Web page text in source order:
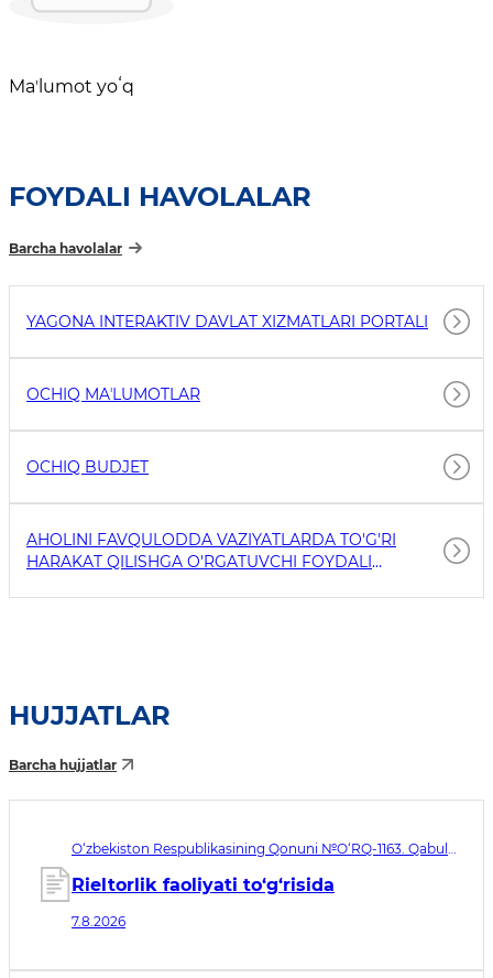
Maʼlumot yoʻq
FOYDALI HAVOLALAR
Barcha havolalar
YAGONA INTERAKTIV DAVLAT XIZMATLARI PORTALI
OCHIQ MAʼLUMOTLAR
OCHIQ BUDJET
AHOLINI FAVQULODDA VAZIYATLARDA TO'G'RI
HARAKAT QILISHGA O'RGATUVCHI FOYDALI
HUJJATLAR
Barcha hujjatlar
O‘zbekiston Respublikasining Qonuni №O‘RQ-1163. Qabul
Rieltorlik faoliyati to‘g‘risida
7.8.2026